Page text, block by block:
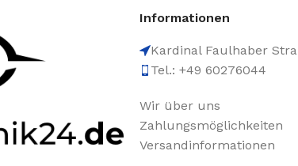
Informationen
Kardinal Faulhaber
Tel.: +49 60276044
Wir über uns
Zahlungsmöglichkeiten
Versandinformationen